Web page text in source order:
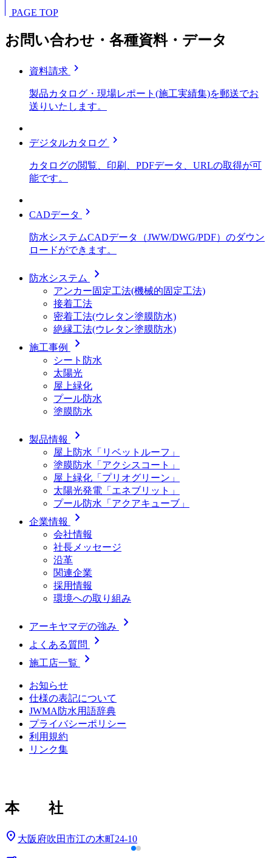
PAGE TOP
お問い合わせ・各種資料・データ
資料請求 chevron_right
製品カタログ・現場レポート(施工実績集)を郵送でお
送りいたします。
デジタルカタログ chevron_right
カタログの閲覧、印刷、PDFデータ、URLの取得が可
能です。
CADデータ chevron_right
防水システムCADデータ（JWW/DWG/PDF）のダウン
ロードができます。
防水システム chevron_right
アンカー固定工法(機械的固定工法)
接着工法
密着工法(ウレタン塗膜防水)
絶縁工法(ウレタン塗膜防水)
施工事例
chevron_right
シート防水
太陽光
屋上緑化
プール防水
塗膜防水
製品情報 chevron_right
屋上防水「リベットルーフ」
塗膜防水「アクシスコート」
屋上緑化「プリオグリーン」
太陽光発電「エネブリット」
プール防水「アクアキューブ」
企業情報
chevron_right
会社情報
社長メッセージ
沿革
関連企業
採用情報
環境への取り組み
アーキヤマデの強み chevron_right
よくある質問 chevron_right
施工店一覧 chevron_right
お知らせ
仕様の表記について
JWMA防水用語辞典
プライバシーポリシー
利用規約
リンク集
本 社
location_on 大阪府吹田市江の木町24-10